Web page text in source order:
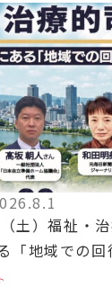
土）福祉・
「地域での回